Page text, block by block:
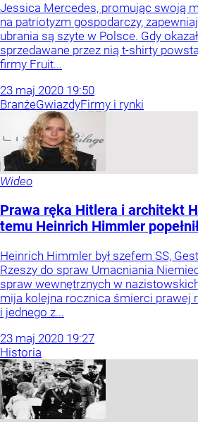
Jessica Mercedes, promując swoją
na patriotyzm gospodarczy,
ubrania są szyte w Polsce. Gdy
sprzedawane przez nią t-shirty
firmy Fruit...
23 maj 2020 19:50
BranżeGwiazdyFirmy i rynki
Wideo
Prawa ręka Hitlera i architekt
temu Heinrich Himmler
Heinrich Himmler był szefem SS,
Rzeszy do spraw Umacniania
spraw wewnętrznych w
mija kolejna rocznica śmierci prawej
i jednego z...
23 maj 2020 19:27
Historia